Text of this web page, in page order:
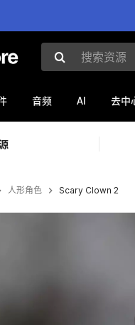
搜索资源
音频 AI 去中
人形角色 Scary Clown 2